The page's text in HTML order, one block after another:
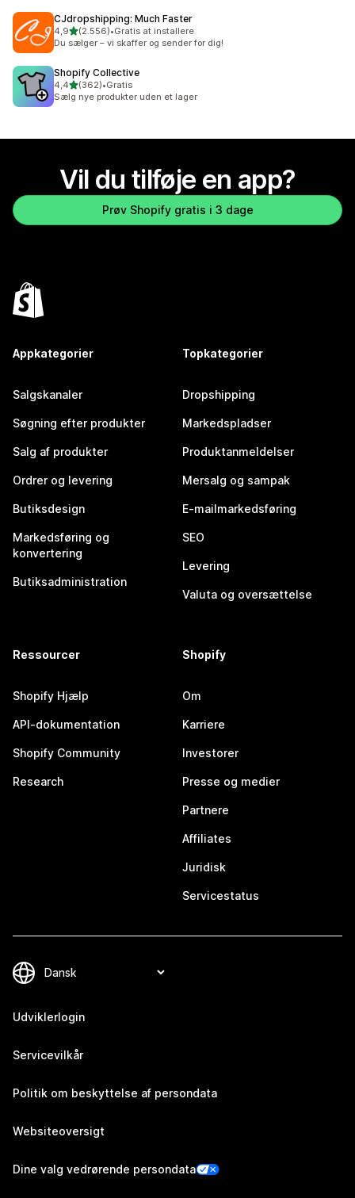
CJdropshipping: Much Faster
4,9ud af 5 stjerner
(2.556)
2556 anmeldelser i alt
•Gratis at installere
Du sælger – vi skaffer og sender for dig!
Shopify Collective
4,4ud af 5 stjerner
(362)
362 anmeldelser i alt
•Gratis
Sælg nye produkter uden et lager
Vil du tilføje en app?
Prøv Shopify gratis i 3 dage
Appkategorier
Salgskanaler
Søgning efter produkter
Salg af produkter
Ordrer og levering
Butiksdesign
Markedsføring og
konvertering
Butiksadministration
Topkategorier
Dropshipping
Markedspladser
Produktanmeldelser
Mersalg og sampak
E-mailmarkedsføring
SEO
Levering
Valuta og oversættelse
Ressourcer
Shopify Hjælp
API-dokumentation
Shopify Community
Research
Shopify
Om
Karriere
Investorer
Presse og medier
Partnere
Affiliates
Juridisk
Servicestatus
Udviklerlogin
Servicevilkår
Politik om beskyttelse af persondata
Websiteoversigt
Dine valg vedrørende persondata